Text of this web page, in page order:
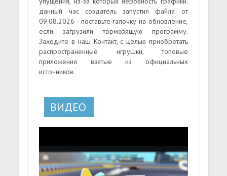
данный час создатель запустил файла от
09.08.2026 - поставьте галочку на обновление,
если загрузили тормозящую программу.
Заходите в наш Контакт, с целью приобретать
распространенные игрушки, топовые
приложения взятые из официальных
источников.
ВИДЕО